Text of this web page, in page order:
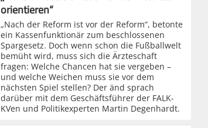
orientieren“
„Nach der Reform ist vor der Reform“, betonte
ein Kassenfunktionär zum beschlossenen
Spargesetz. Doch wenn schon die Fußballwelt
bemüht wird, muss sich die Ärzteschaft
fragen: Welche Chancen hat sie vergeben –
und welche Weichen muss sie vor dem
nächsten Spiel stellen? Der änd sprach
darüber mit dem Geschäftsführer der FALK-
KVen und Politikexperten Martin Degenhardt.